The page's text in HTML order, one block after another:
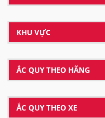
KHU VỰC
ẮC QUY THEO HÃNG
ẮC QUY THEO XE